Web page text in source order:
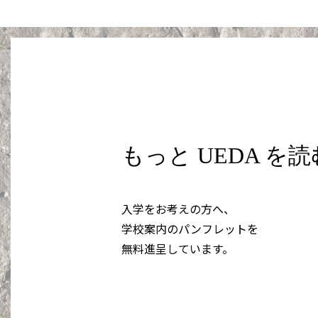
もっと UEDA を読
入学をお考えの方へ、
学校案内のパンフレットを
無料進呈しています。